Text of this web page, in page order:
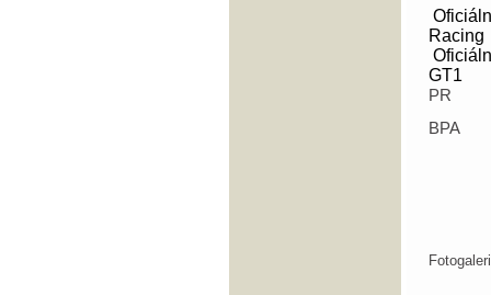
Racing
GT1
PR
BPA